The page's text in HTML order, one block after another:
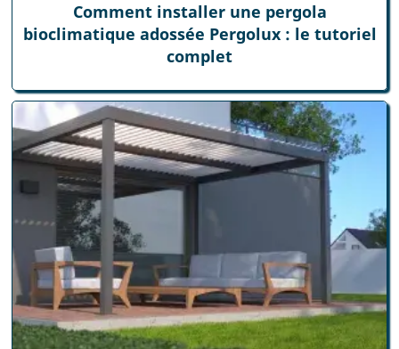
Comment installer une pergola
bioclimatique adossée Pergolux : le tutoriel
complet